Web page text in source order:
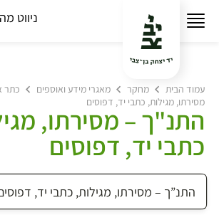
ניווט
עמוד הבית מחקר מאגרי מידע ואוספים כתר
מסירתו, מגילות, כתבי יד, דפוסים
התנ"ך – מסירתו,
כתבי יד, דפוסים